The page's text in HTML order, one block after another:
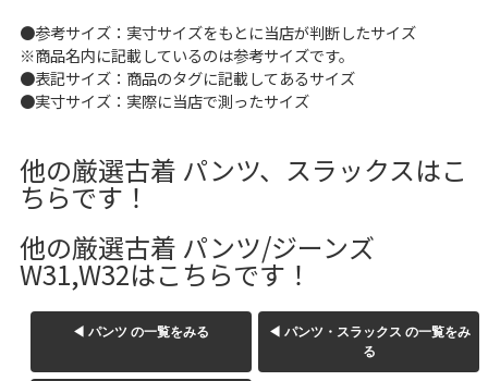
バンド
Tシャツ
アニメ
Tシャツ
すべてのマニアックを見る
Search by Period年代から探す
90年代 80年代 70年代
●参考サイズ：実寸サイズをもとに当店が判断したサイズ
※商品名内に記載しているのは参考サイズです。
●表記サイズ：商品のタグに記載してあるサイズ
●実寸サイズ：実際に当店で測ったサイズ
他の厳選古着 パンツ、スラックスはこ
ちらです！
他の厳選古着 パンツ/ジーンズ
W31,W32はこちらです！
◀ パンツ の一覧をみる
◀ パンツ・スラックス の一覧をみ
る